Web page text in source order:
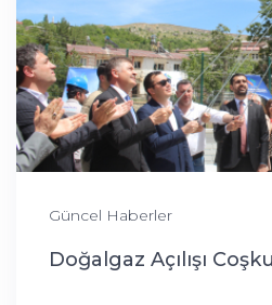
Güncel Haberler
Doğalgaz Açılışı